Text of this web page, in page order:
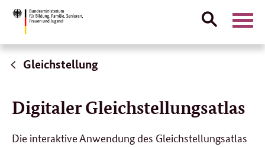
Direktlink:
Suche
Gleichstellung
Digitaler Gleichstellungsatlas
Die interaktive Anwendung des Gleichstellungsatlas